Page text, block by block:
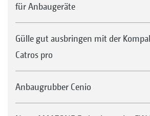
für Anbaugeräte
Gülle gut ausbringen mit der
Catros pro
Anbaugrubber Cenio